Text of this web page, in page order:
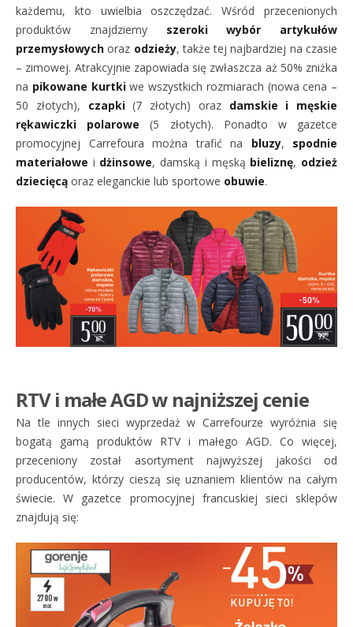
każdemu, kto uwielbia oszczędzać. Wśród przecenionych
produktów znajdziemy szeroki wybór artykułów
przemysłowych oraz odzieży, także tej najbardziej na czasie
– zimowej. Atrakcyjnie zapowiada się zwłaszcza aż 50% zniżka
na pikowane kurtkiwe wszystkich rozmiarach (nowa cena –
50 złotych), czapki(7 złotych) oraz damskie i męskie
rękawiczki polarowe (5 złotych). Ponadto w gazetce
promocyjnej Carrefoura można trafić na bluzy, spodnie
materiałowe i dżinsowe, damską i męską bieliznę, odzież
dziecięcą oraz eleganckie lub sportowe obuwie.
RTV i małe AGD w najniższej cenie
Na tle innych sieci wyprzedaż w Carrefourze wyróżnia się
bogatą gamą produktów RTV i małego AGD. Co więcej,
przeceniony został asortyment najwyższej jakości od
producentów, którzy cieszą się uznaniem klientów na całym
świecie. W gazetce promocyjnej francuskiej sieci sklepów
znajdują się: